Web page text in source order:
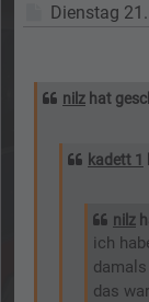
Beitrag
Dienstag
nilz hat
kadett 1
nilz
ich
das